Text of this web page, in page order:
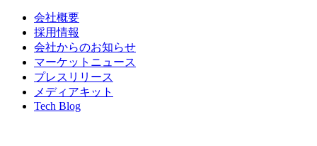
会社概要
採用情報
会社からのお知らせ
マーケットニュース
プレスリリース
メディアキット
Tech Blog